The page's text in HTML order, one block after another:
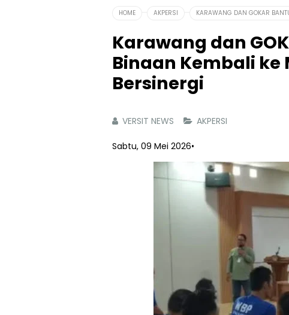
HOME AKPERSI KARAWANG DAN GOKAR
Karawang dan
Binaan Kembali ke
Bersinergi
VERSIT NEWS AKPERSI
Sabtu, 09 Mei 2026•